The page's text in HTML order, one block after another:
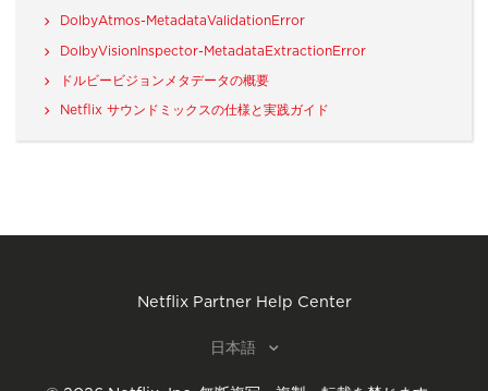
DolbyAtmos-MetadataValidationError
DolbyVisionInspector-MetadataExtractionError
ドルビービジョンメタデータの概要
Netflix サウンドミックスの仕様と実践ガイド
Netflix Partner Help Center
日本語